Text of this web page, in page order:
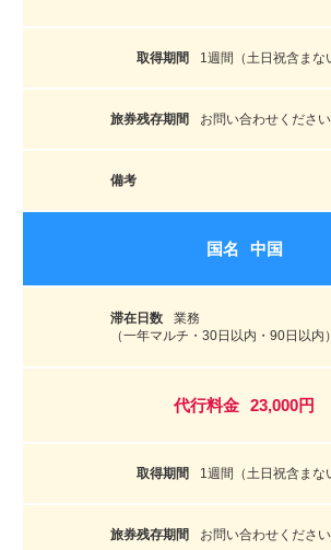
1週間（土日祝含まな
お問い合わせください
中国
業務
（一年マルチ・30日以内・90日以内）
23,000円
1週間（土日祝含まな
お問い合わせください